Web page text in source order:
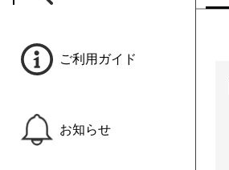
ご利用ガイド
お知らせ